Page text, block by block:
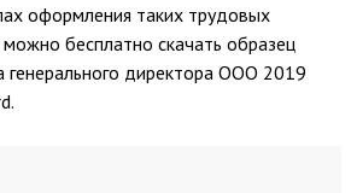
оформления таких трудовых
бесплатно скачать образец
генерального директора ООО 2019